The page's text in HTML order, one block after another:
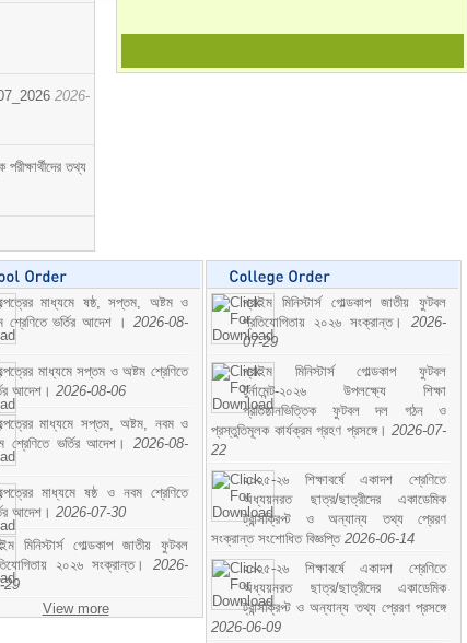
2026-
তথ্য
মাধ্যমে ষষ্ঠ, সপ্তম, অষ্টম ও
শ্রেণিতে ভর্তির আদেশ । 2026-08-
মাধ্যমে সপ্তম ও অষ্টম শ্রেণিতে
আদেশ। 2026-08-06
মাধ্যমে সপ্তম, অষ্টম, নবম ও
শ্রেণিতে ভর্তির আদেশ। 2026-08-
মাধ্যমে ষষ্ঠ ও নবম শ্রেণিতে
আদেশ। 2026-07-30
মিনিস্টার্স গোল্ডকাপ জাতীয় ফুটবল
২০২৬ সংক্রান্ত। 2026-
29
View more
প্রাইম মিনিস্টার্স গোল্ডকাপ জাতীয় ফুটবল
প্রতিযোগিতায় ২০২৬ সংক্রান্ত। 2026-
07-29
প্রাইম মিনিস্টার্স গোল্ডকাপ ফুটবল
টুর্নামেন্ট-২০২৬ উপলক্ষ্যে শিক্ষা
প্রতিষ্ঠানভিত্তিক ফুটবল দল গঠন ও
প্রস্তুতিমূলক কার্যক্রম গ্রহণ প্রসঙ্গে। 2026-07-
22
২০২৫-২৬ শিক্ষাবর্ষে একাদশ শ্রেণিতে
অধ্যয়নরত ছাত্র/ছাত্রীদের একাডেমিক
ট্রান্সক্রিপ্ট ও অন্যান্য তথ্য প্রেরণ
সংক্রান্ত সংশোধিত বিজ্ঞপ্তি 2026-06-14
২০২৫-২৬ শিক্ষাবর্ষে একাদশ শ্রেণিতে
অধ্যয়নরত ছাত্র/ছাত্রীদের একাডেমিক
ট্রান্সক্রিপ্ট ও অন্যান্য তথ্য প্রেরণ প্রসঙ্গে
2026-06-09